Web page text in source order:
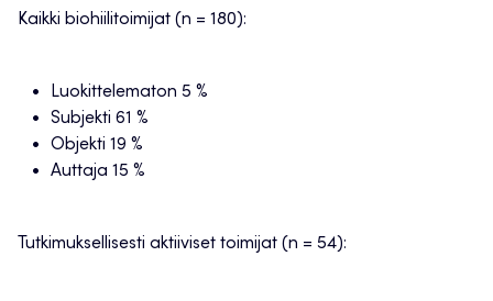
Kaikki biohiilitoimijat (n = 180):
Luokittelematon 5 %
Subjekti 61 %
Objekti 19 %
Auttaja 15 %
Tutkimuksellisesti aktiiviset toimijat (n = 54):